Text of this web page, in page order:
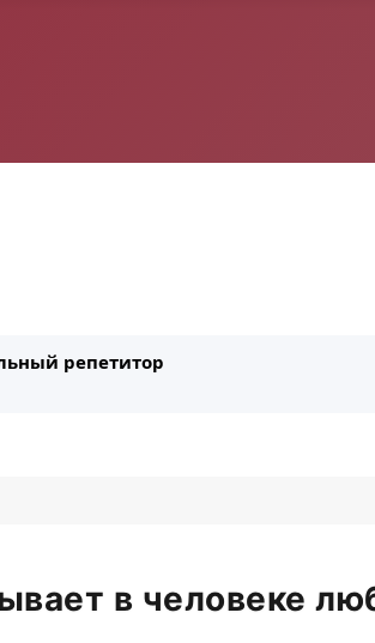
репетитор
в человеке